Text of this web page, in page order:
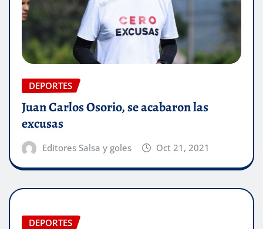
DEPORTES
Juan Carlos Osorio, se acabaron las
excusas
Editores Salsa y goles Oct 21, 2021
DEPORTES